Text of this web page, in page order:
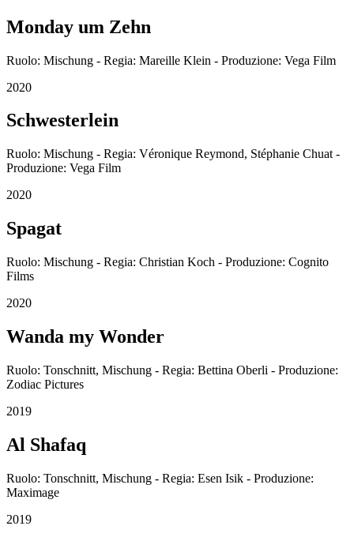
Monday um Zehn
Ruolo: Mischung - Regia: Mareille Klein - Produzione: Vega Film
2020
Schwesterlein
Ruolo: Mischung - Regia: Véronique Reymond, Stéphanie Chuat -
Produzione: Vega Film
2020
Spagat
Ruolo: Mischung - Regia: Christian Koch - Produzione: Cognito
Films
2020
Wanda my Wonder
Ruolo: Tonschnitt, Mischung - Regia: Bettina Oberli - Produzione:
Zodiac Pictures
2019
Al Shafaq
Ruolo: Tonschnitt, Mischung - Regia: Esen Isik - Produzione:
Maximage
2019